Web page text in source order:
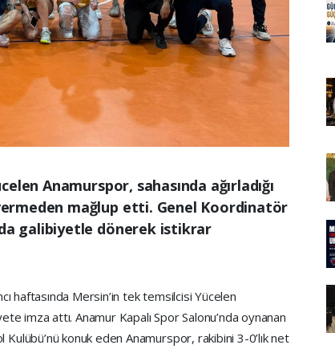
Anamurspor, sahasında ağırladığı
mağlup etti. Genel Koordinatör
galibiyetle dönerek istikrar
haftasında Mersin’in tek temsilcisi Yücelen
imza attı. Anamur Kapalı Spor Salonu’nda oynanan
konuk eden Anamurspor, rakibini 3-0’lık net